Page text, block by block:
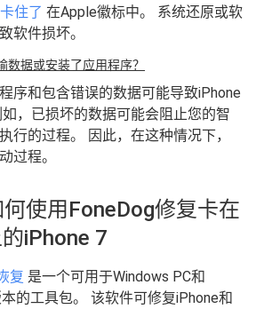
卡住了 在Apple徽标中。 系统还原或软
软件损坏。
数据或安装了应用程序？
序和包含错误的数据可能导致iPhone
，已损坏的数据可能会阻止您的智
行的过程。 因此，在这种情况下，
过程。
使用FoneDog修复卡在
iPhone 7
复 是一个可用于Windows PC和
的工具包。 该软件可修复iPhone和